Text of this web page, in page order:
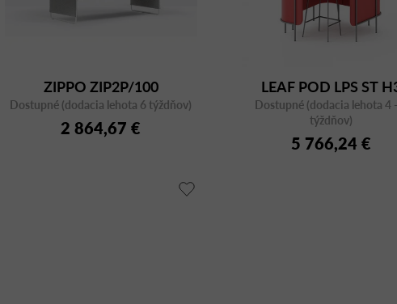
ZIPPO ZIP2P/100
Dostupné (dodacia lehota 6 týždňov)
2 864,67 €
LEAF POD LPS ST
Dostupné (dodacia lehota 4
týždňov)
5 766,24 €